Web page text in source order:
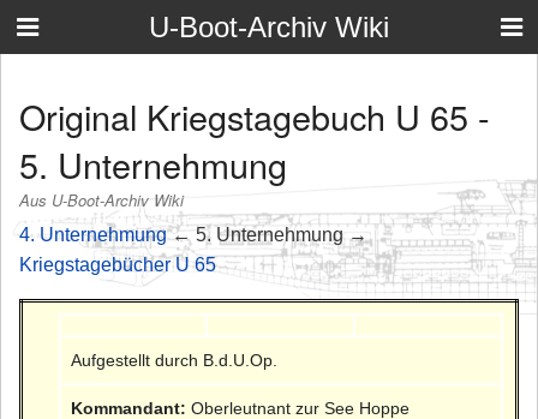
U-Boot-Archiv Wiki
Original Kriegstagebuch U 65 -
5. Unternehmung
Aus U-Boot-Archiv Wiki
4. Unternehmung← 5. Unternehmung →
Kriegstagebücher U 65
Aufgestellt durch B.d.U.Op.
Kommandant: Oberleutnant zur See Hoppe